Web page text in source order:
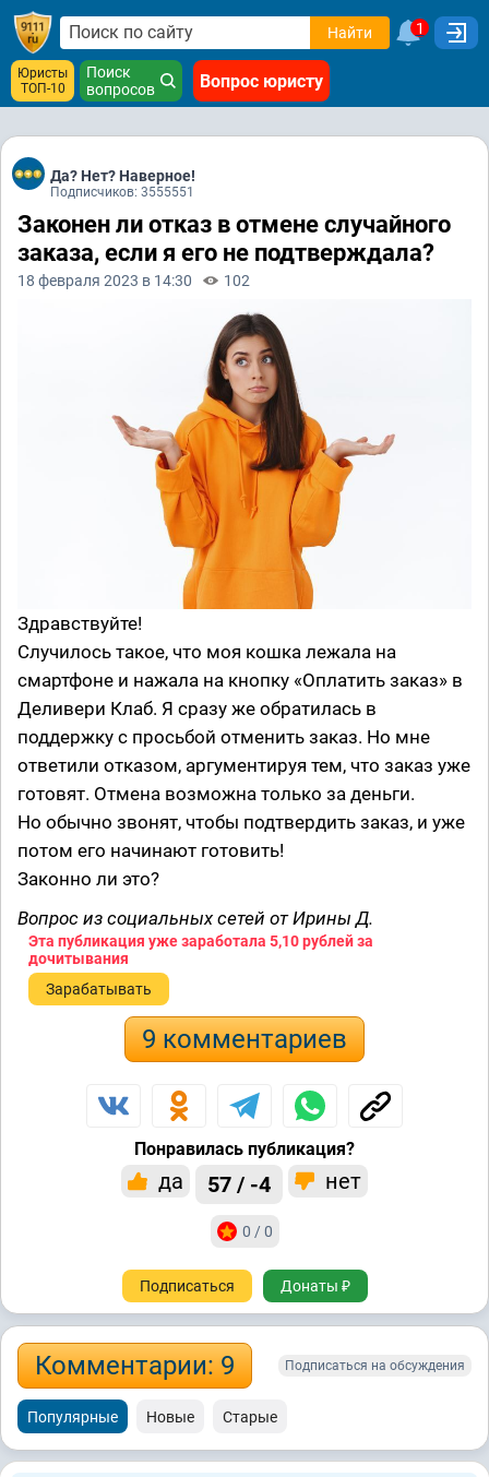
Найти 1
Юристы
ТОП-10
Поиск
вопросов
Вопрос юристу
Да? Нет? Наверное!
Подписчиков: 3555551
Законен ли отказ в отмене случайного
заказа, если я его не подтверждала?
18 февраля 2023 в 14:30 102
Здравствуйте!
Случилось такое, что моя кошка лежала на
смартфоне и нажала на кнопку «Оплатить заказ» в
Деливери Клаб. Я сразу же обратилась в
поддержку с просьбой отменить заказ. Но мне
ответили отказом, аргументируя тем, что заказ уже
готовят. Отмена возможна только за деньги.
Но обычно звонят, чтобы подтвердить заказ, и уже
потом его начинают готовить!
Законно ли это?
Вопрос из социальных сетей от Ирины Д.
Эта публикация уже заработала 5,10 рублейза
дочитывания
Зарабатывать
9 комментариев
Понравилась публикация?
да 57 / -4 нет
0 / 0
Подписаться Донаты ₽
Комментарии: 9 Подписаться на обсуждения
Популярные Новые Старые